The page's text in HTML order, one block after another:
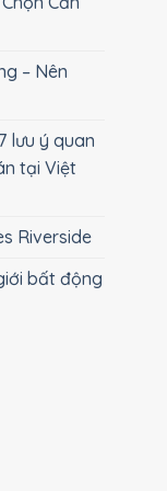
– Nên
lưu ý quan
tại Việt
Riverside
bất động